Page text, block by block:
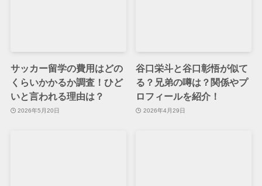
サッカー留学の費用はどの
くらいかかるか調査！ひど
いと言われる理由は？
2026年5月20日
谷口栄斗と谷口彰悟が似て
る？兄弟の噂は？関係やプ
ロフィールを紹介！
2026年4月29日